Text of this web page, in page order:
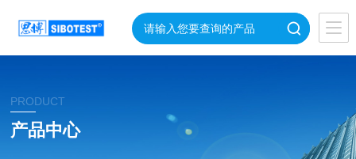
PRODUCT
产品中心